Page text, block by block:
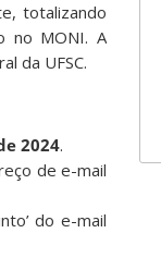
totalizando
no MONI. A
da UFSC.
2024.
de e-mail
do e-mail